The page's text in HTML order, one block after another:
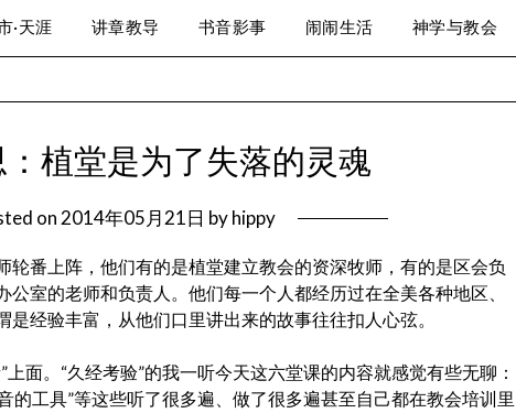
·天涯 讲章教导 书音影事 闹闹生活 神学与教会
植堂是为了失落的灵魂
on 2014年05月21日 byhippy
轮番上阵，他们有的是植堂建立教会的资深牧师，有的是区会负
室的老师和负责人。他们每一个人都经历过在全美各种地区、
经验丰富，从他们口里讲出来的故事往往扣人心弦。
面。“久经考验”的我一听今天这六堂课的内容就感觉有些无聊：
的工具”等这些听了很多遍、做了很多遍甚至自己都在教会培训里